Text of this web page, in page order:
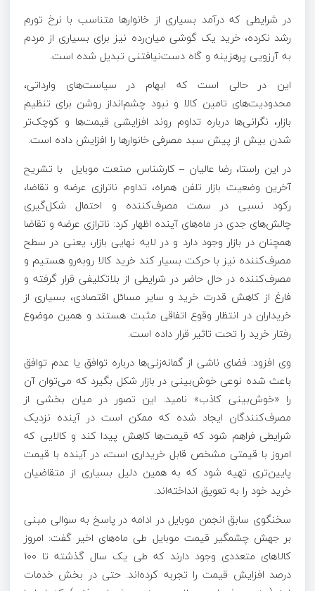
در شرایطی که درآمد بسیاری از خانوار‌ها متناسب با نرخ تورم
رشد نکرده، خرید یک گوشی میان‌رده نیز برای بسیاری از مردم
به آرزویی پرهزینه و گاه دست‌نیافتنی تبدیل شده است.
این در حالی است که ابهام در سیاست‌های وارداتی،
محدودیت‌های تامین کالا و نبود چشم‌انداز روشن برای تنظیم
بازار، نگرانی‌ها درباره تداوم روند افزایشی قیمت‌ها و کوچک‌تر
شدن بیش از پیش سبد مصرفی خانوار‌ها را افزایش داده است.
در این راستا، رضا عالیان – کارشناس صنعت موبایل با تشریح
آخرین وضعیت بازار تلفن همراه، تداوم ناترازی عرضه و تقاضا،
رکود نسبی در سمت مصرف‌کننده و احتمال شکل‌گیری
چالش‌های جدی در ماه‌های آینده اظهار کرد: ناترازی عرضه و تقاضا
همچنان در بازار وجود دارد و در لایه نهایی بازار، یعنی در سطح
مصرف‌کننده نیز با حرکت بسیار کند خرید کالا رو‌به‌رو هستیم و
مصرف‌کننده در حال حاضر در شرایطی از بلاتکلیفی قرار گرفته و
فارغ از کاهش قدرت خرید و سایر مسائل اقتصادی، بسیاری از
خریداران در انتظار وقوع اتفاقی مثبت هستند و همین موضوع
رفتار خرید را تحت تاثیر قرار داده است.
وی افزود: فضای ناشی از گمانه‌زنی‌ها درباره توافق یا عدم توافق
باعث شده نوعی خوش‌بینی در بازار شکل بگیرد که می‌توان آن
را «خوش‌بینی کاذب» نامید. این تصور در میان بخشی از
مصرف‌کنندگان ایجاد شده که ممکن است در آینده نزدیک
شرایطی فراهم شود که قیمت‌ها کاهش پیدا کند و کالایی که
امروز با قیمتی مشخص قابل خریداری است، در آینده با قیمت
پایین‌تری تهیه شود که به همین دلیل بسیاری از متقاضیان
خرید خود را به تعویق انداخته‌اند.
سخنگوی سابق انجمن موبایل در ادامه در پاسخ به سوالی مبنی
بر جهش چشمگیر قیمت موبایل طی ماه‌های اخیر گفت: امروز
کالا‌های متعددی وجود دارند که طی یک سال گذشته تا ۱۰۰
درصد افزایش قیمت را تجربه کرده‌اند. حتی در بخش خدمات